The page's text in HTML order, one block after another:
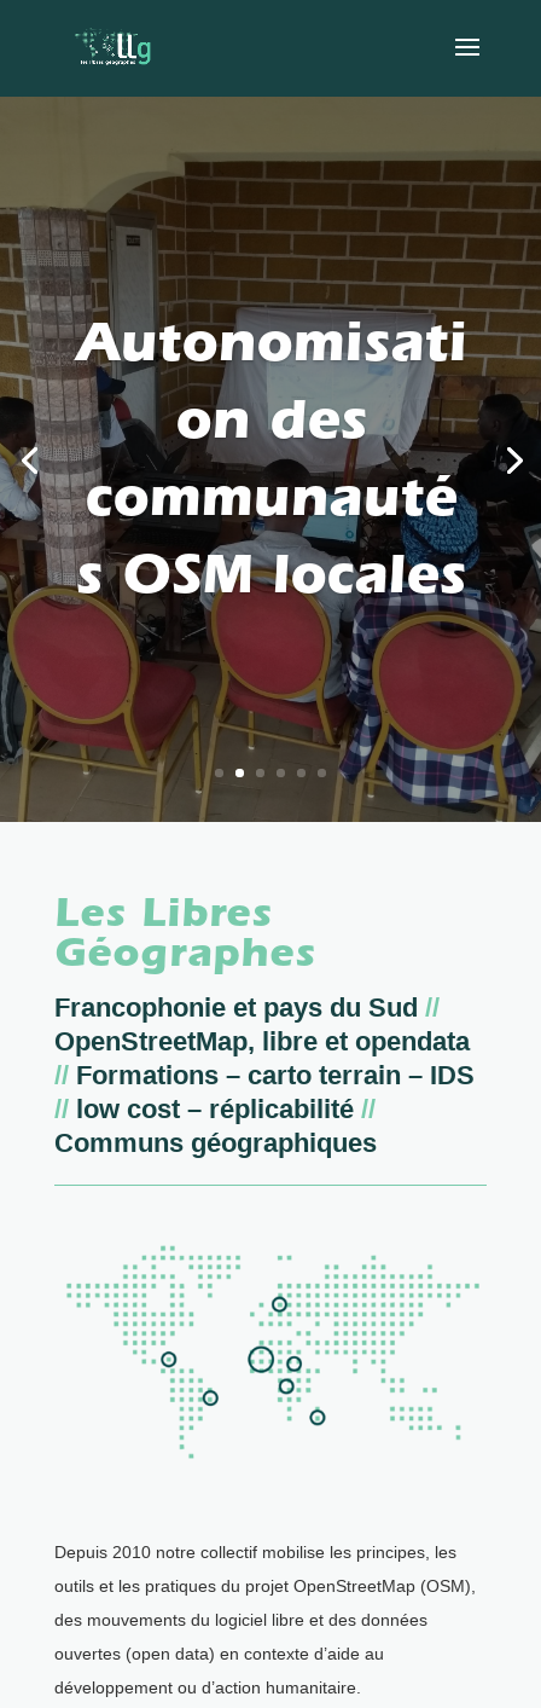
Autonomisati
on des
communauté
s OSM locales
Les Libres
Géographes
Francophonie et pays du Sud //
OpenStreetMap, libre et opendata
//Formations – carto terrain – IDS
//low cost – réplicabilité //
Communs géographiques
Depuis 2010 notre collectif mobilise les principes, les
outils et les pratiques du projet OpenStreetMap (OSM),
des mouvements du logiciel libre et des données
ouvertes (open data) en contexte d’aide au
développement ou d’action humanitaire.